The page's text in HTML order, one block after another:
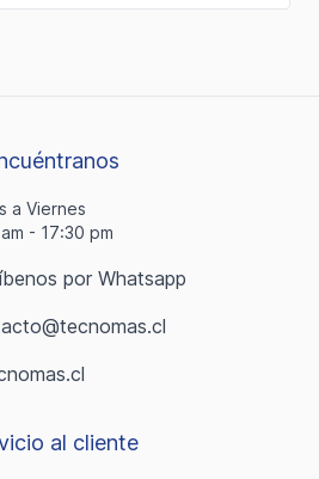
a Viernes
- 17:30 pm
por Whatsapp
al cliente